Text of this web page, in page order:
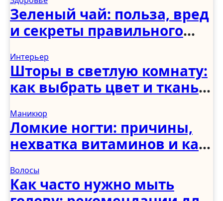
Зеленый чай: польза, вред
и секреты правильного
Интерьер
Шторы в светлую комнату:
как выбрать цвет и ткань
Маникюр
Ломкие ногти: причины,
нехватка витаминов и как
условиях
Волосы
Как часто нужно мыть